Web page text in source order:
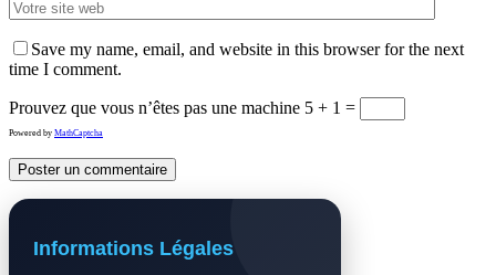
Save my name, email, and website in this browser for the next
time I comment.
Prouvez que vous n’êtes pas une machine 5 + 1 =
Powered by MathCaptcha
Informations Légales